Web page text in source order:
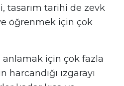
tasarım tarihi de zevk
öğrenmek için çok
anlamak için çok fazla
ızgarayı